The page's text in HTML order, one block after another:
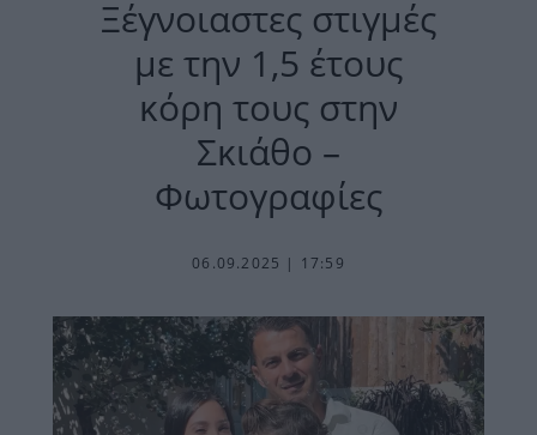
Ξέγνοιαστες στιγμές
με την 1,5 έτους
κόρη τους στην
Σκιάθο –
Φωτογραφίες
06.09.2025 | 17:59